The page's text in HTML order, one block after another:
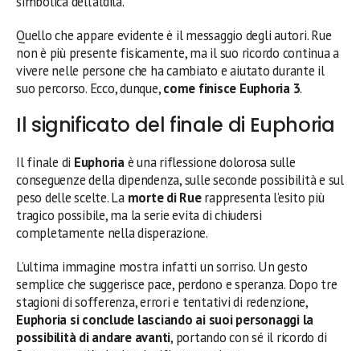
Quello che appare evidente è il messaggio degli autori. Rue
non è più presente fisicamente, ma il suo ricordo continua a
vivere nelle persone che ha cambiato e aiutato durante il
suo percorso. Ecco, dunque,come finisce Euphoria 3.
Il significato del finale di Euphoria
Il finale di Euphoriaè una riflessione dolorosa sulle
conseguenze della dipendenza, sulle seconde possibilità e sul
peso delle scelte. La morte di Ruerappresenta l’esito più
tragico possibile, ma la serie evita di chiudersi
completamente nella disperazione.
L’ultima immagine mostra infatti un sorriso. Un gesto
semplice che suggerisce pace, perdono e speranza. Dopo tre
stagioni di sofferenza, errori e tentativi di redenzione,
Euphoria si conclude lasciando ai suoi personaggi la
possibilità di andare avanti, portando con sé il ricordo di